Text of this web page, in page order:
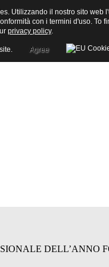
DELL’ANNO
Utilizzando il nostro sito web
con i termini d'uso. To
privacy policy.
Agree